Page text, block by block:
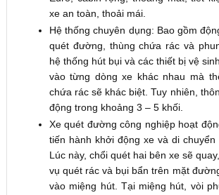
xe an toàn, thoải mái.
Hệ thống chuyên dụng: Bao gồm
quét đường, thùng chứa rác và
hệ thống hút bụi và các thiết bị vệ
vào từng dòng xe khác nhau mà
chứa rác sẽ khác biệt. Tuy nhiên,
động trong khoảng 3 – 5 khối.
Xe quét đường công nghiệp hoạt
tiến hành khởi động xe và di chuyển
Lúc này, chổi quét hai bên xe sẽ
vụ quét rác và bụi bẩn trên mặt
vào miệng hút. Tại miệng hút, vòi